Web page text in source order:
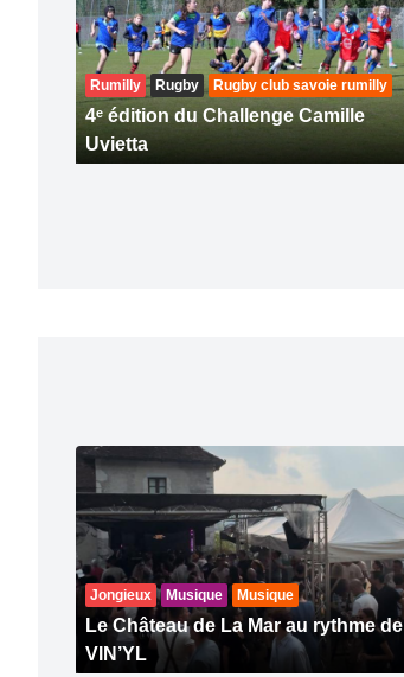
Rumilly Rugby Rugby club savoie rumilly
4ᵉ édition du Challenge Camille
Uvietta
Jongieux Musique Musique
Le Château de La Mar au rythme de
VIN’YL